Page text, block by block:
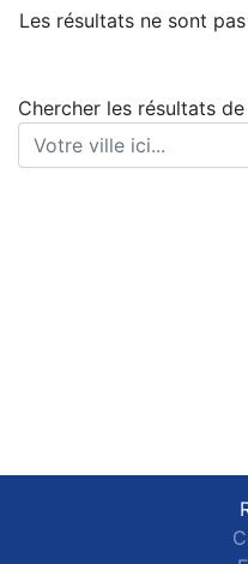
Les résultats ne sont
Chercher les résultats